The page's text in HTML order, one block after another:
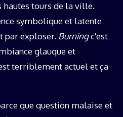
hautes tours de la ville.
symbolique et latente
par exploser. Burningc'est
glauque et
terriblement actuel et ça
que question malaise et